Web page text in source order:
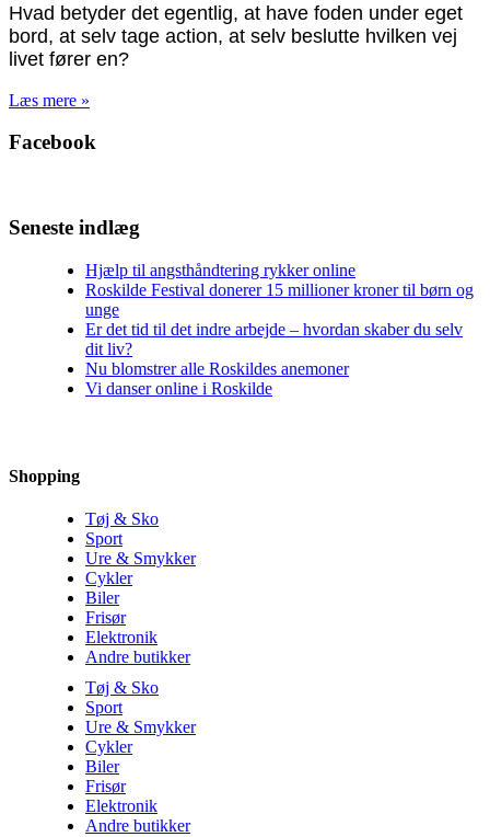
Hvad betyder det egentlig, at have foden under eget
bord, at selv tage action, at selv beslutte hvilken vej
livet fører en?
Læs mere »
Facebook
Seneste indlæg
Hjælp til angsthåndtering rykker online
Roskilde Festival donerer 15 millioner kroner til børn og
unge
Er det tid til det indre arbejde – hvordan skaber du selv
dit liv?
Nu blomstrer alle Roskildes anemoner
Vi danser online i Roskilde
Shopping
Tøj & Sko
Sport
Ure & Smykker
Cykler
Biler
Frisør
Elektronik
Andre butikker
Tøj & Sko
Sport
Ure & Smykker
Cykler
Biler
Frisør
Elektronik
Andre butikker